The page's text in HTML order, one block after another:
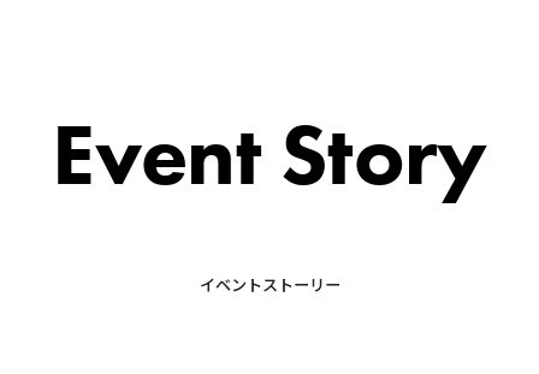
Event Story
イベントストーリー